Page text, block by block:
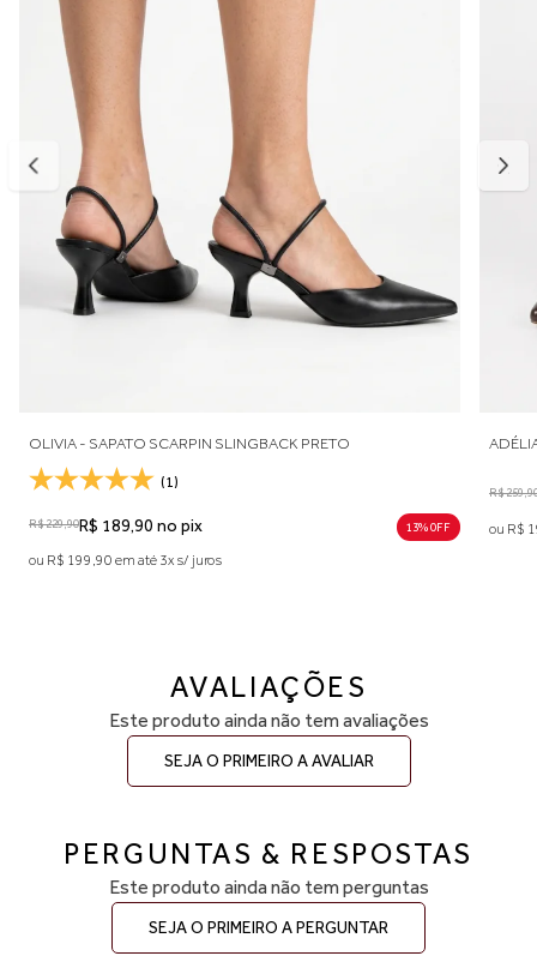
SLINGBACK PRETO ADÉLIA - SAPATO SCARPIN
ou R$ 199,90 em até 3x s/ juros
AVALIAÇÕES
Este produto ainda não tem avaliações
SEJA O PRIMEIRO A AVALIAR
PERGUNTAS & RESPOSTAS
Este produto ainda não tem perguntas
SEJA O PRIMEIRO A PERGUNTAR